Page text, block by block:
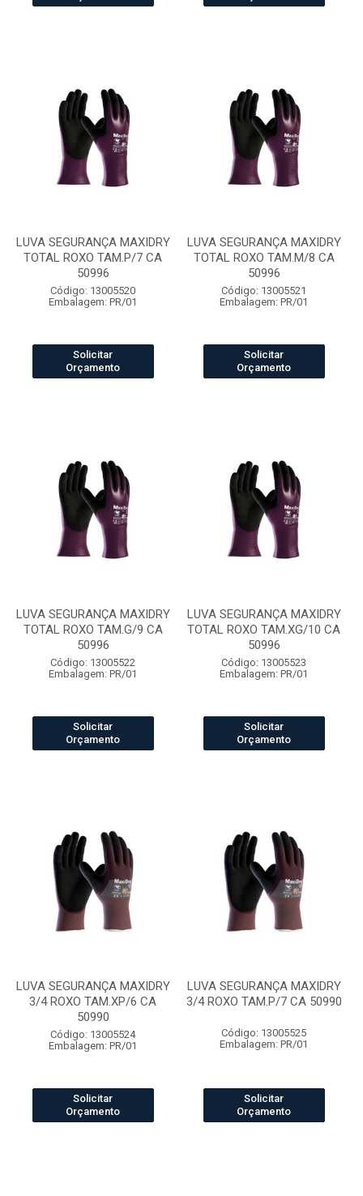
LUVA SEGURANÇA MAXIDRY
TOTAL ROXO TAM.P/7 CA
50996
Código: 13005520
Embalagem: PR/01
Solicitar
Orçamento
LUVA SEGURANÇA MAXIDRY
TOTAL ROXO TAM.M/8 CA
50996
Código: 13005521
Embalagem: PR/01
Solicitar
Orçamento
LUVA SEGURANÇA MAXIDRY
TOTAL ROXO TAM.G/9 CA
50996
Código: 13005522
Embalagem: PR/01
Solicitar
Orçamento
LUVA SEGURANÇA MAXIDRY
TOTAL ROXO TAM.XG/10 CA
50996
Código: 13005523
Embalagem: PR/01
Solicitar
Orçamento
LUVA SEGURANÇA MAXIDRY
3/4 ROXO TAM.XP/6 CA
50990
Código: 13005524
Embalagem: PR/01
Solicitar
Orçamento
LUVA SEGURANÇA MAXIDRY
3/4 ROXO TAM.P/7 CA 50990
Código: 13005525
Embalagem: PR/01
Solicitar
Orçamento